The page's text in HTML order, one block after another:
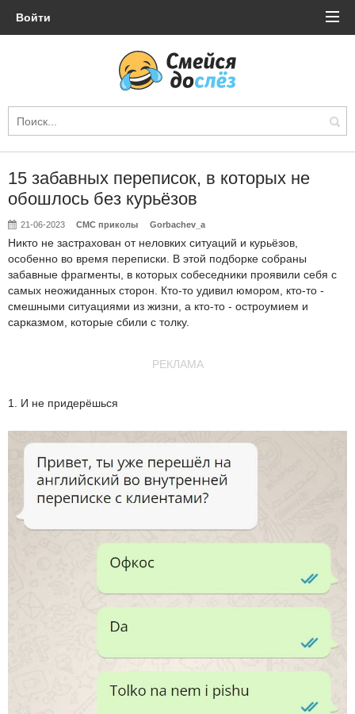
Войти
15 забавных переписок, в которых не
обошлось без курьёзов
21-06-2023 СМС приколы Gorbachev_a
Никто не застрахован от неловких ситуаций и курьёзов,
особенно во время переписки. В этой подборке собраны
забавные фрагменты, в которых собеседники проявили себя с
самых неожиданных сторон. Кто-то удивил юмором, кто-то -
смешными ситуациями из жизни, а кто-то - остроумием и
сарказмом, которые сбили с толку.
РЕКЛАМА
1. И не придерёшься